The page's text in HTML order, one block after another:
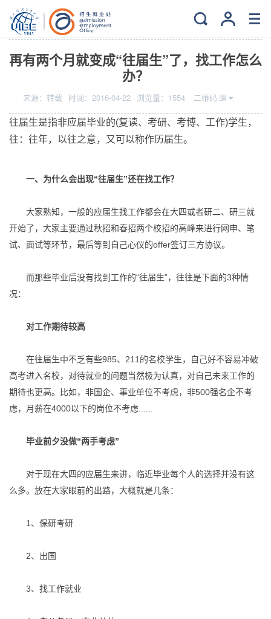
当前位置： 主页 >就业>
再有两个月就变成“往届生”了，找工作怎么
办？
来源： 转载 时间： 2016-04-22 浏览量： 1554 二维码
往届生是指非应届毕业的(复读、考研、考博、工作)学生，
往：往年，以往之意，又可以称作历届生。
一、为什么会出现“往届生”还在找工作？
大家熟知，一般的应届生找工作都会在大四或者研二、研三就
开始了，大家主要通过秋招和春招两个校招的高峰来进行网申、笔
试、面试等环节，最后等到自己心仪的offer签订三方协议。
而那些毕业后没有找到工作的“往届生”，往往是下面的3种情
况：
对工作期待较高
在往届生中不乏有些985、211的名校学生，自己好不容易冲破
高考进入名校，对待就业的问题当然极为认真，对自己未来工作的
期待也更高。比如，非国企、事业单位不考虑，非500强名企不考
虑，月薪在4000以下的岗位不考虑......
毕业前夕没做“两手考虑”
对于现在大四的应届生来讲，临近毕业每个人的选择并没有这
么多。放在大家眼前的出路，大概就是几条：
1、保研考研
2、出国
3、找工作就业